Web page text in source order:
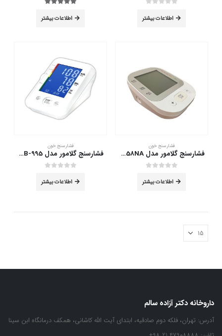
اطلاعات بیشتر اطلاعات بیشتر
فشارسنج خون
فشارسنج گلامور مدل HL858NA
اطلاعات بیشتر
فشارسنج خون
فشارسنج گلامور مدل TMB-995
اطلاعات بیشتر
داروخانه دکتر آزاده سالم
آدرس: تهران، فلکه دوم صادقیه، ابتدای آیت الله کاشانی، همکف درمانگاه ابن سینا